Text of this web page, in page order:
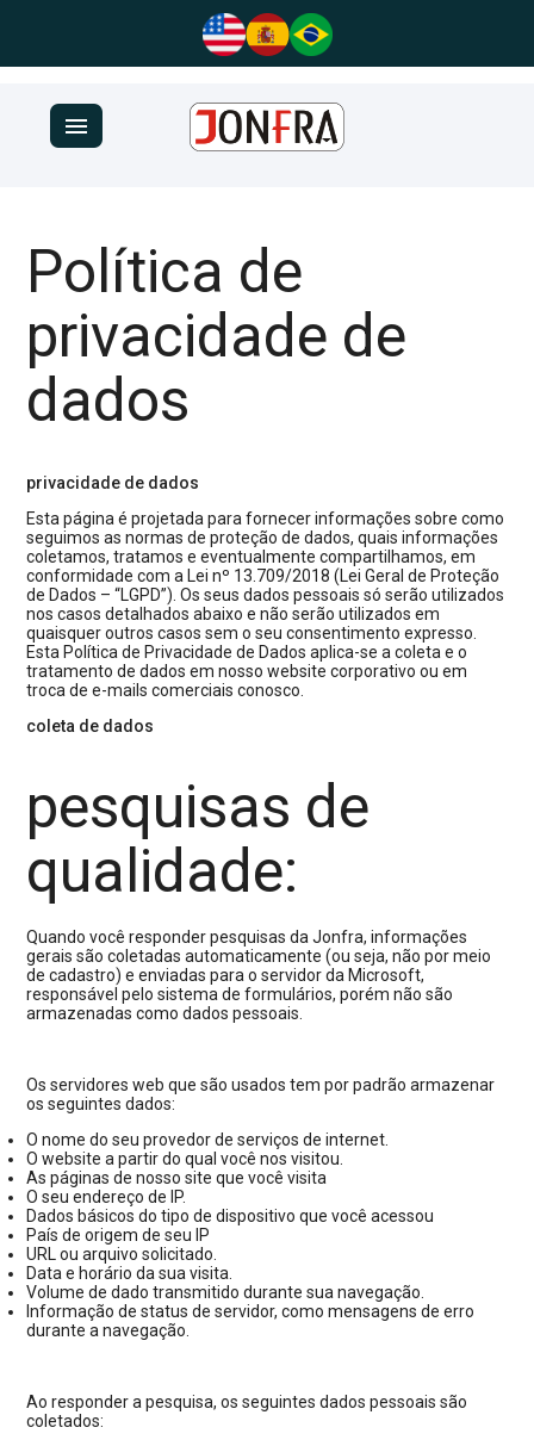
menu
Política de
privacidade de
dados
privacidade de dados
Esta página é projetada para fornecer informações sobre como
seguimos as normas de proteção de dados, quais informações
coletamos, tratamos e eventualmente compartilhamos, em
conformidade com a Lei nº 13.709/2018 (Lei Geral de Proteção
de Dados – “LGPD”). Os seus dados pessoais só serão utilizados
nos casos detalhados abaixo e não serão utilizados em
quaisquer outros casos sem o seu consentimento expresso.
Esta Política de Privacidade de Dados aplica-se a coleta e o
tratamento de dados em nosso website corporativo ou em
troca de e-mails comerciais conosco.
coleta de dados
pesquisas de
qualidade:
Quando você responder pesquisas da Jonfra, informações
gerais são coletadas automaticamente (ou seja, não por meio
de cadastro) e enviadas para o servidor da Microsoft,
responsável pelo sistema de formulários, porém não são
armazenadas como dados pessoais.
Os servidores web que são usados tem por padrão armazenar
os seguintes dados:
O nome do seu provedor de serviços de internet.
O website a partir do qual você nos visitou.
As páginas de nosso site que você visita
O seu endereço de IP.
Dados básicos do tipo de dispositivo que você acessou
País de origem de seu IP
URL ou arquivo solicitado.
Data e horário da sua visita.
Volume de dado transmitido durante sua navegação.
Informação de status de servidor, como mensagens de erro
durante a navegação.
Ao responder a pesquisa, os seguintes dados pessoais são
coletados: